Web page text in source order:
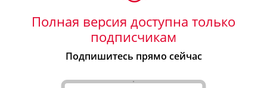
Полная версия доступна только
подписчикам
Подпишитесь прямо сейчас